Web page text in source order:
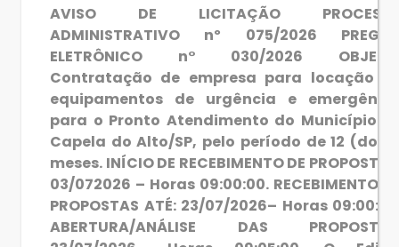
AVISO DE LICITAÇÃO
ADMINISTRATIVO nº 075/2026
ELETRÔNICO n° 030/2026
Contratação de empresa para locação
equipamentos de urgência e
para o Pronto Atendimento do Município
Capela do Alto/SP, pelo período de 12
meses. INÍCIO DE RECEBIMENTO DE
03/072026 – Horas 09:00:00. RECEBIMENTO
PROPOSTAS ATÉ: 23/07/2026– Horas
ABERTURA/ANÁLISE DAS